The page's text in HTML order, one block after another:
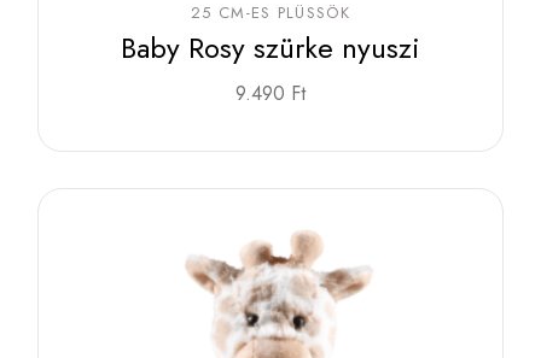
25 CM-ES PLÜSSÖK
Baby Rosy szürke nyuszi
9.490 Ft